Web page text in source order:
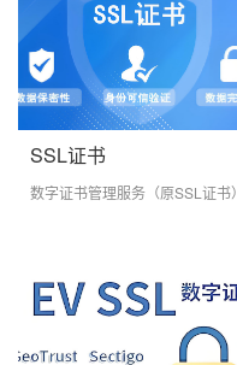
SSL证书
数字证书管理服务（原SSL证书）